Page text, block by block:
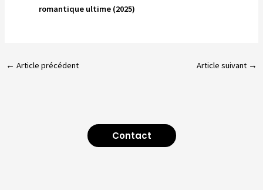
romantique ultime (2025)
← Article précédent Article suivant →
Contact